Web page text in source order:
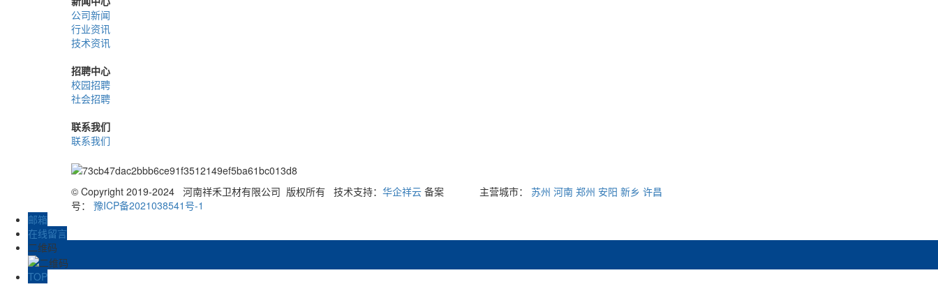
公司新闻
行业资讯
技术资讯
招聘中心
校园招聘
社会招聘
联系我们
联系我们
© Copyright 2019-2024 河南祥禾卫材有限公司 版权所有 技术支持： 华企祥云 备案
号： 豫ICP备2021038541号-1
主营城市： 苏州 河南 郑州 安阳 新乡 许昌
邮箱
在线留言
二维码
TOP